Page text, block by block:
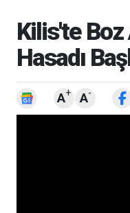
Kilis'te Boz
Hasadı
A+ A-